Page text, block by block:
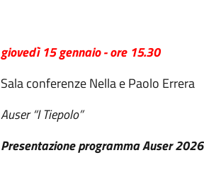
giovedì 15 gennaio - ore 15.30
Sala conferenze Nella e Paolo Errera
Auser “I Tiepolo”
Presentazione programma Auser 2026